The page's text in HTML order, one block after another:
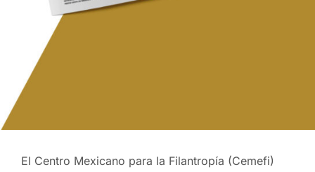
El Centro Mexicano para la Filantropía (Cemefi)